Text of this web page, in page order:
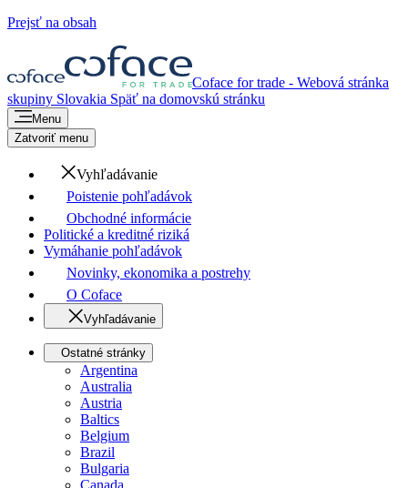
Prejsť na obsah
Coface for trade - Webová stránka
skupiny Slovakia Späť na domovskú stránku
Menu
Zatvoriť menu
Vyhľadávanie
Poistenie pohľadávok
Obchodné informácie
Politické a kreditné riziká
Vymáhanie pohľadávok
Novinky, ekonomika a postrehy
O Coface
Vyhľadávanie
Ostatné stránky
Argentina
Australia
Austria
Baltics
Belgium
Brazil
Bulgaria
Canada